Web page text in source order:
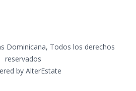
Dominicana, Todos los derechos
reservados
by AlterEstate